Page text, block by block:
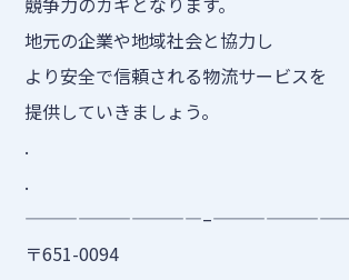
地元の企業や地域社会と協力し
より安全で信頼される物流サービスを
提供していきましょう。
.
.
〒651-0094